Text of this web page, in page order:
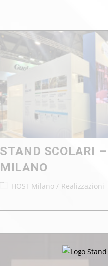
STAND SCOLARI
MILANO
HOST Milano / Realizzazioni